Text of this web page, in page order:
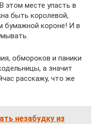
этом месте упасть в
быть королевой,
бумажной короне! И в
обмороков и паники
а значит
расскажу, что же
незабудку из